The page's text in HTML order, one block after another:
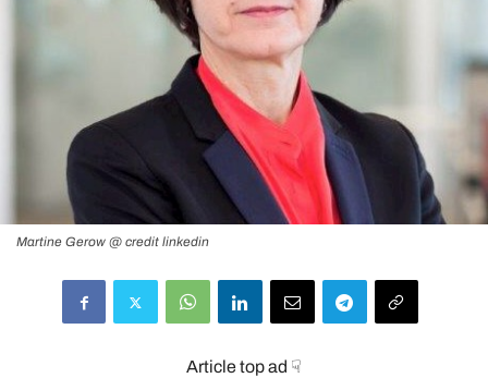
Martine Gerow @ credit linkedin
Article top ad ☟